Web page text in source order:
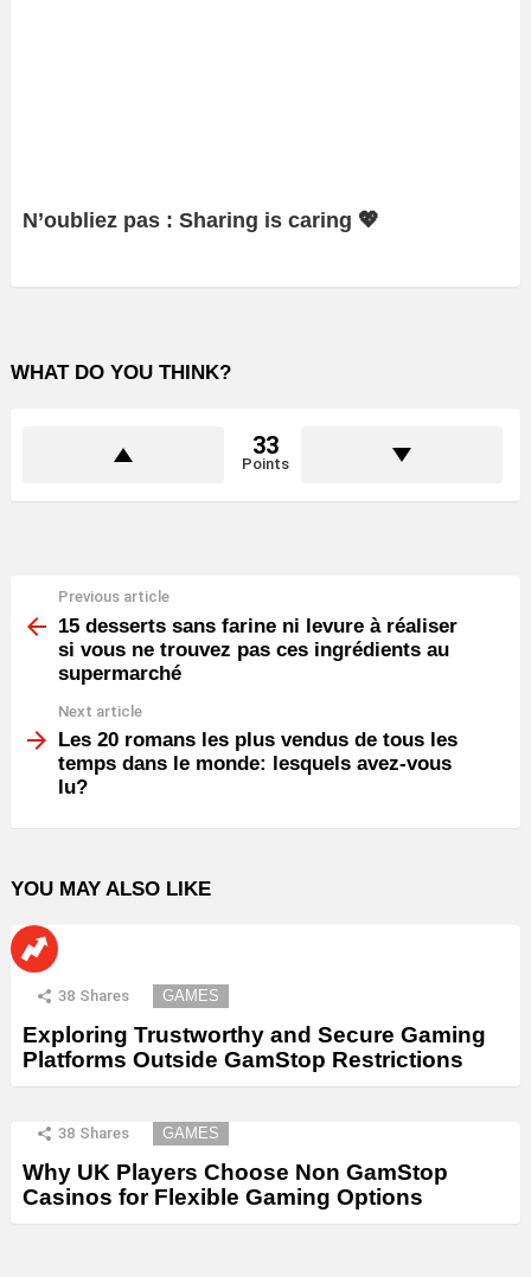
N’oubliez pas : Sharing is caring 💖
WHAT DO YOU THINK?
33
Points
more
Previous article
15 desserts sans farine ni levure à réaliser
si vous ne trouvez pas ces ingrédients au
supermarché
Next article
Les 20 romans les plus vendus de tous les
temps dans le monde: lesquels avez-vous
lu?
YOU MAY ALSO LIKE
38 Shares GAMES
Exploring Trustworthy and Secure Gaming
Platforms Outside GamStop Restrictions
38 Shares GAMES
Why UK Players Choose Non GamStop
Casinos for Flexible Gaming Options